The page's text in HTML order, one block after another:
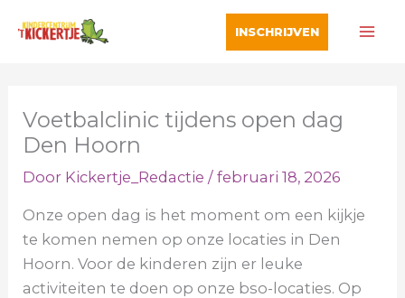
naar
INSCHRIJVEN
Voetbalclinic tijdens open dag
Den Hoorn
Door Kickertje_Redactie/februari 18, 2026
Onze open dag is het moment om een kijkje
te komen nemen op onze locaties in Den
Hoorn. Voor de kinderen zijn er leuke
activiteiten te doen op onze bso-locaties. Op